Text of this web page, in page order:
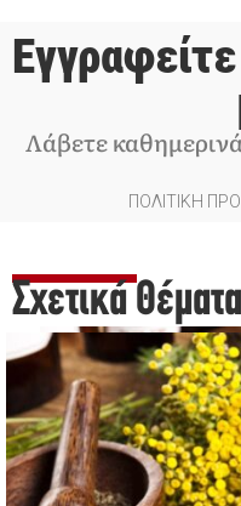
Λάβετε
ΠΟΛΙΤΙΚΗ
Σχετικά Θέματα